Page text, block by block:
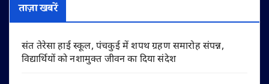
ताज़ा खबरें
संत तेरेसा हाई स्कूल, पंचकुई में शपथ ग्रहण समारोह संपन्न,
विद्यार्थियों को नशामुक्त जीवन का दिया संदेश